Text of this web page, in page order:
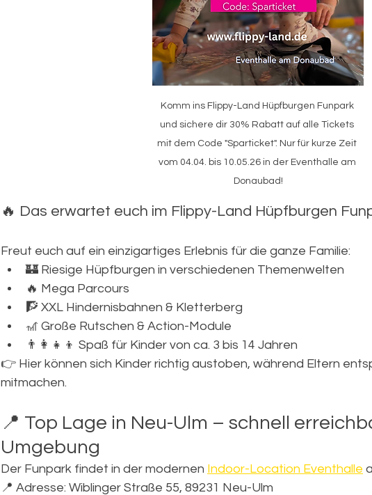
Komm ins Flippy-Land Hüpfburgen Funpark
und sichere dir 30% Rabatt auf alle Tickets
mit dem Code "Sparticket". Nur für kurze Zeit
vom 04.04. bis 10.05.26 in der Eventhalle am
Donaubad!
🔥 Das erwartet euch im Flippy-Land Hüpfburgen
Freut euch auf ein einzigartiges Erlebnis für die ganze Familie:
🏰 Riesige Hüpfburgen in verschiedenen Themenwelten
🔥 Mega Parcours
🧗 XXL Hindernisbahnen & Kletterberg
🎢 Große Rutschen & Action-Module
👨‍👩‍👧‍👦 Spaß für Kinder von ca. 3 bis 14 Jahren
👉 Hier können sich Kinder richtig austoben, während Eltern
mitmachen.
📍 Top Lage in Neu-Ulm – schnell
Umgebung
Der Funpark findet in der modernen Indoor-Location Eventhalle
📍 Adresse: Wiblinger Straße 55, 89231 Neu-Ulm